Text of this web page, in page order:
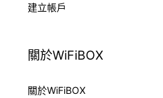
建立帳戶
關於WiFiBOX
關於WiFiBOX